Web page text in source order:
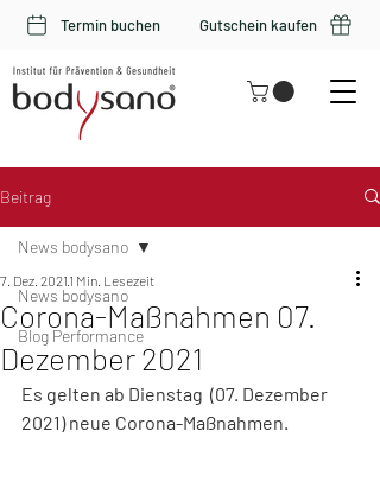
Termin buchen Gutschein kaufen
Beitrag
News bodysano
Blog Performance
News bodysano
Corona-Maßnahmen 07.
Dezember 2021
7. Dez. 2021 1 Min. Lesezeit
Es gelten ab Dienstag  (07. Dezember
2021) neue Corona-Maßnahmen.